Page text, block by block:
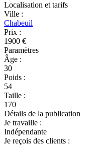
Localisation et tarifs
Ville :
Chabeuil
Prix :
1900 €
Paramètres
Âge :
30
Poids :
54
Taille :
170
Détails de la publication
Je travaille :
Indépendante
Je reçois des clients :